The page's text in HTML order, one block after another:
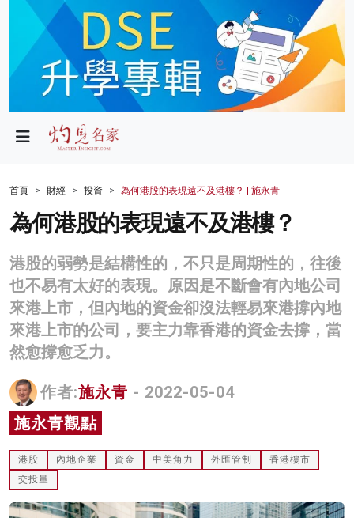
政局
財經
生活
商業
科技
影片
名家榜
灼見活動
首頁 財經 投資 為何港股的表現遠不及港樓？ | 施永青
為何港股的表現遠不及港樓？
港股的弱勢是結構性的，不只是周期性的，往後
也不易有太好的表現。原因是不斷會有內地公司
來港上市，但內地的資金卻沒法輕易來港撐內地
來港上市的公司，要主力靠香港的資金去撐，當
然愈撐愈乏力。
作者:施永青 - 2022-05-04
施永青觀點
港股 內地企業 資金 中美角力 外匯管制
香港樓市
交投量